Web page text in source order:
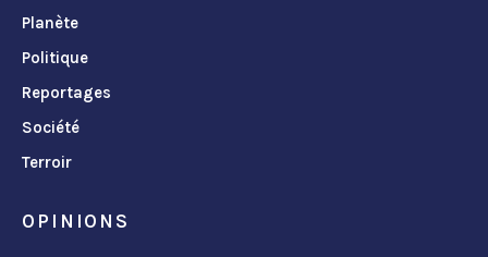
Planète
Politique
Reportages
Société
Terroir
OPINIONS